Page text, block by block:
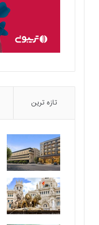
تازه ترین